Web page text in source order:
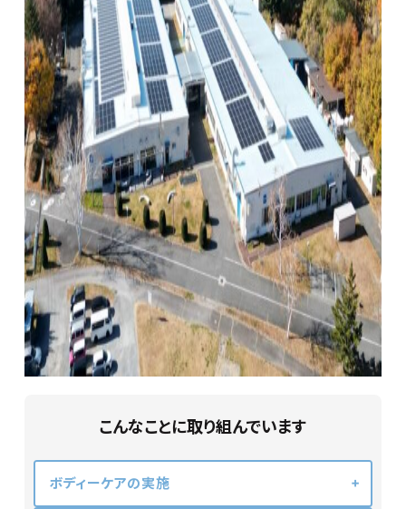
こんなことに取り組んでいます
ボディーケアの実施